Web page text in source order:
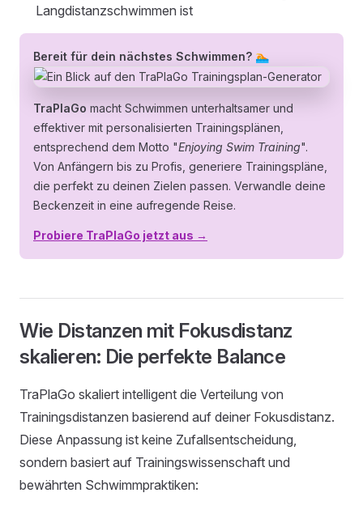
Langdistanzschwimmen ist
Bereit für dein nächstes Schwimmen? 🏊
TraPlaGo macht Schwimmen unterhaltsamer und
effektiver mit personalisierten Trainingsplänen,
entsprechend dem Motto "Enjoying Swim Training".
Von Anfängern bis zu Profis, generiere Trainingspläne,
die perfekt zu deinen Zielen passen. Verwandle deine
Beckenzeit in eine aufregende Reise.
Probiere TraPlaGo jetzt aus →
Wie Distanzen mit Fokusdistanz
skalieren: Die perfekte Balance
TraPlaGo skaliert intelligent die Verteilung von
Trainingsdistanzen basierend auf deiner Fokusdistanz.
Diese Anpassung ist keine Zufallsentscheidung,
sondern basiert auf Trainingswissenschaft und
bewährten Schwimmpraktiken: